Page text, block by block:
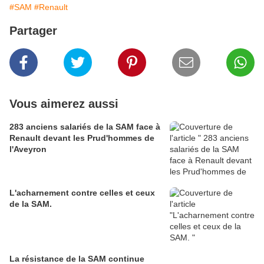
#SAM #Renault
Partager
Vous aimerez aussi
283 anciens salariés de la SAM face à
Renault devant les Prud'hommes de
l'Aveyron
L'acharnement contre celles et ceux
de la SAM.
La résistance de la SAM continue